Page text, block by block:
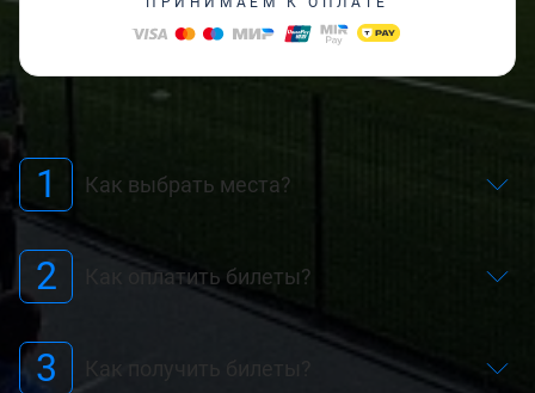
1 Как выбрать места?
2 Как оплатить билеты?
3 Как получить билеты?